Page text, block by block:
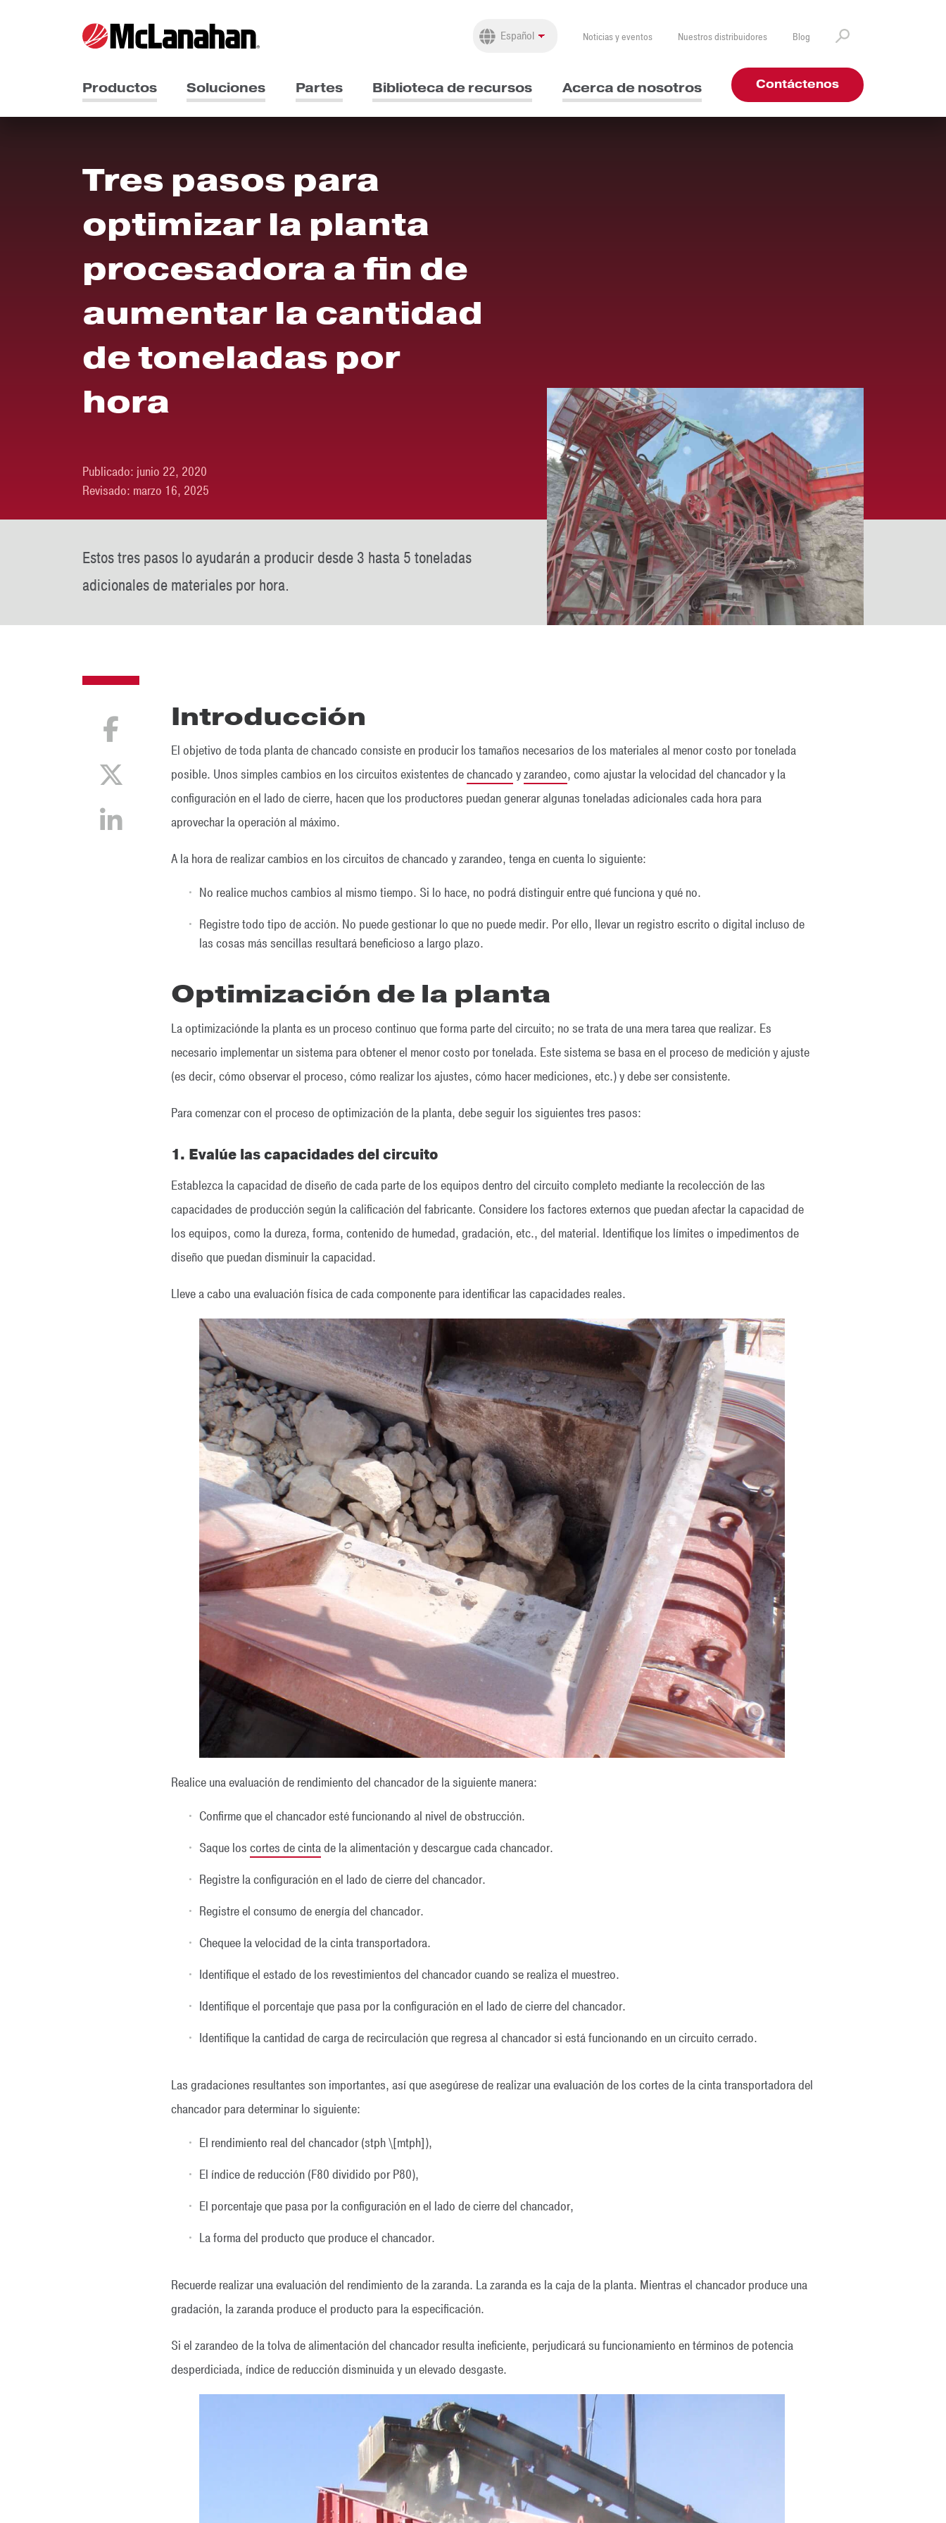
Noticias y eventos Nuestros distribuidores Blog
Productos Soluciones Partes Biblioteca de recursos Acerca de nosotros Contáctenos
Tres pasos para
optimizar la planta
procesadora a fin de
aumentar la cantidad
de toneladas por
hora
Publicado: junio 22, 2020
Revisado: marzo 16, 2025
Estos tres pasos lo ayudarán a producir desde 3 hasta 5 toneladas
adicionales de materiales por hora.
Introducción
El objetivo de toda planta de chancado consiste en producir los tamaños necesarios de los materiales al menor costo por tonelada
posible. Unos simples cambios en los circuitos existentes dechancado yzarandeo, como ajustar la velocidad del chancador y la
configuración en el lado de cierre, hacen que los productores puedan generar algunas toneladas adicionales cada hora para
aprovechar la operación al máximo.
A la hora de realizar cambios en los circuitos de chancado y zarandeo, tenga en cuenta lo siguiente:
No realice muchos cambios al mismo tiempo. Si lo hace, no podrá distinguir entre qué funciona y qué no.
Registre todo tipo de acción. No puede gestionar lo que no puede medir. Por ello, llevar un registro escrito o digital incluso de
las cosas más sencillas resultará beneficioso a largo plazo.
Optimización de la planta
La optimizaciónde la planta es un proceso continuo que forma parte del circuito; no se trata de una mera tarea que realizar. Es
necesario implementar un sistema para obtener el menor costo por tonelada. Este sistema se basa en el proceso de medición y ajuste
(es decir, cómo observar el proceso, cómo realizar los ajustes, cómo hacer mediciones, etc.) y debe ser consistente.
Para comenzar con el proceso de optimización de la planta, debe seguir los siguientes tres pasos:
1. Evalúe las capacidades del circuito
Establezca la capacidad de diseño de cada parte de los equipos dentro del circuito completo mediante la recolección de las
capacidades de producción según la calificación del fabricante. Considere los factores externos que puedan afectar la capacidad de
los equipos, como la dureza, forma, contenido de humedad, gradación, etc., del material. Identifique los límites o impedimentos de
diseño que puedan disminuir la capacidad.
Lleve a cabo una evaluación física de cada componente para identificar las capacidades reales.
Realice una evaluación de rendimiento del chancador de la siguiente manera:
Confirme que el chancador esté funcionando al nivel de obstrucción.
Saque los cortes de cintade la alimentación y descargue cada chancador.
Registre la configuración en el lado de cierre del chancador.
Registre el consumo de energía del chancador.
Chequee la velocidad de la cinta transportadora.
Identifique el estado de los revestimientos del chancador cuando se realiza el muestreo.
Identifique el porcentaje que pasa por la configuración en el lado de cierre del chancador.
Identifique la cantidad de carga de recirculación que regresa al chancador si está funcionando en un circuito cerrado.
Las gradaciones resultantes son importantes, así que asegúrese de realizar una evaluación de los cortes de la cinta transportadora del
chancador para determinar lo siguiente:
El rendimiento real del chancador (stph \[mtph]),
El índice de reducción (F80 dividido por P80),
El porcentaje que pasa por la configuración en el lado de cierre del chancador,
La forma del producto que produce el chancador.
Recuerde realizar una evaluación del rendimiento de la zaranda. La zaranda es la caja de la planta. Mientras el chancador produce una
gradación, la zaranda produce el producto para la especificación.
Si el zarandeo de la tolva de alimentación del chancador resulta ineficiente, perjudicará su funcionamiento en términos de potencia
desperdiciada, índice de reducción disminuida y un elevado desgaste.